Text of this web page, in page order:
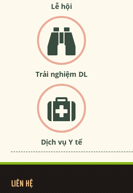
Lễ hội
Trải nghiệm DL
Dịch vụ Y tế
LIÊN HỆ